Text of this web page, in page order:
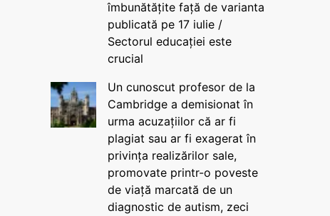
îmbunătățite față de varianta
publicată pe 17 iulie /
Sectorul educației este
crucial
Un cunoscut profesor de la
Cambridge a demisionat în
urma acuzațiilor că ar fi
plagiat sau ar fi exagerat în
privința realizărilor sale,
promovate printr-o poveste
de viață marcată de un
diagnostic de autism, zeci